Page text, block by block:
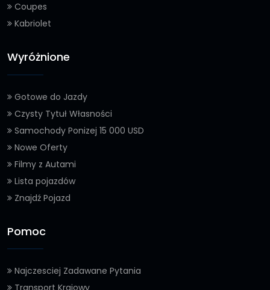
Coupes
Kabriolet
Wyróżnione
Gotowe do Jazdy
Czysty Tytuł Własności
Samochody Ponizej 15 000 USD
Nowe Oferty
Filmy z Autami
Lista pojazdów
Znajdź Pojazd
Pomoc
Najczesciej Zadawane Pytania
Transport Krajowy